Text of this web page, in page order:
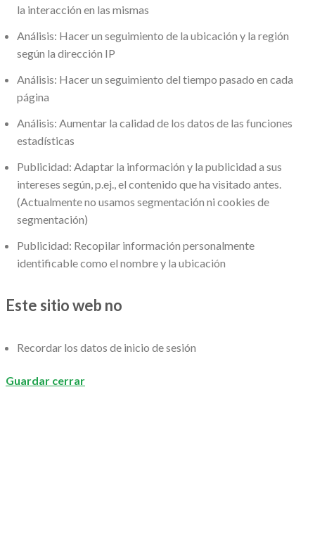
la interacción en las mismas
Análisis: Hacer un seguimiento de la ubicación y la región
según la dirección IP
Análisis: Hacer un seguimiento del tiempo pasado en cada
página
Análisis: Aumentar la calidad de los datos de las funciones
estadísticas
Publicidad: Adaptar la información y la publicidad a sus
intereses según, p.ej., el contenido que ha visitado antes.
(Actualmente no usamos segmentación ni cookies de
segmentación)
Publicidad: Recopilar información personalmente
identificable como el nombre y la ubicación
Este sitio web no
Recordar los datos de inicio de sesión
Guardar cerrar